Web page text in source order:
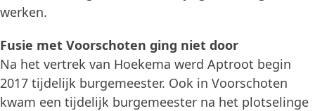
werken.
Fusie met Voorschoten ging niet door
Na het vertrek van Hoekema werd Aptroot begin
2017 tijdelijk burgemeester. Ook in Voorschoten
kwam een tijdelijk burgemeester na het plotselinge